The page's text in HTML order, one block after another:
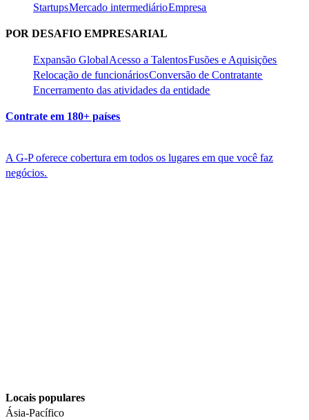
Startups​​Mercado intermediário​​Empresa​​
POR DESAFIO EMPRESARIAL​​
Expansão Global​​Acesso a Talentos​​Fusões e Aquisições​​
Relocação de funcionários​​Conversão de Contratante​​
Encerramento das atividades da entidade​​
Contrate em 180+ países​​
A G-P oferece cobertura em todos os lugares em que você faz
negócios.​​
Locais populares​​
Ásia-Pacífico​​